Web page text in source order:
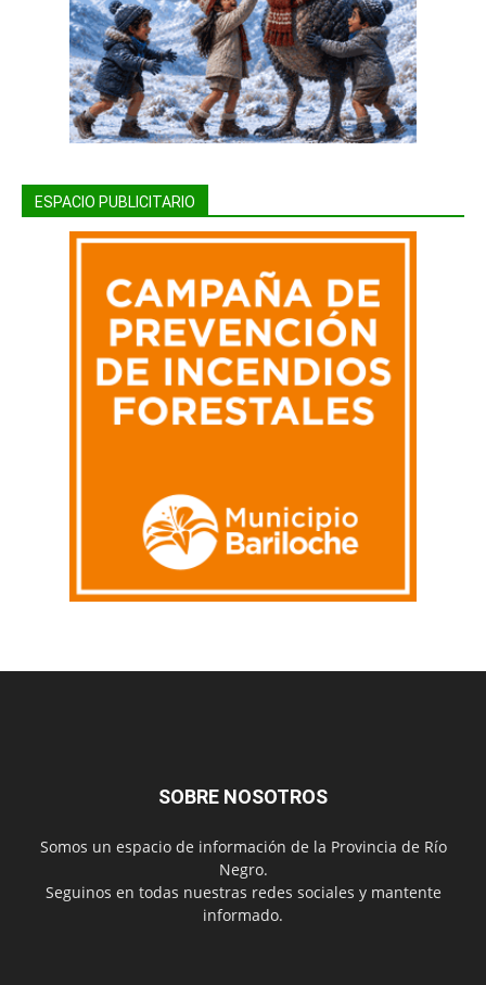
ESPACIO PUBLICITARIO
SOBRE NOSOTROS
Somos un espacio de información de la Provincia de Río
Negro.
Seguinos en todas nuestras redes sociales y mantente
informado.